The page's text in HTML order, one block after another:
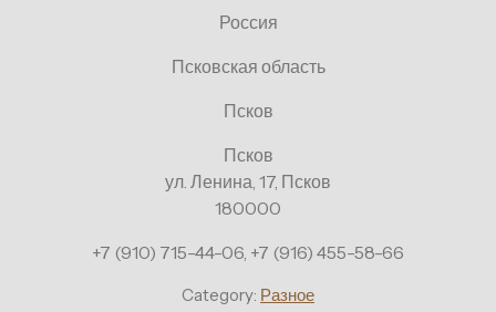
Россия
Псковская область
Псков
Псков
ул. Ленина, 17, Псков
180000
+7 (910) 715-44-06, +7 (916) 455-58-66
Category: Разное